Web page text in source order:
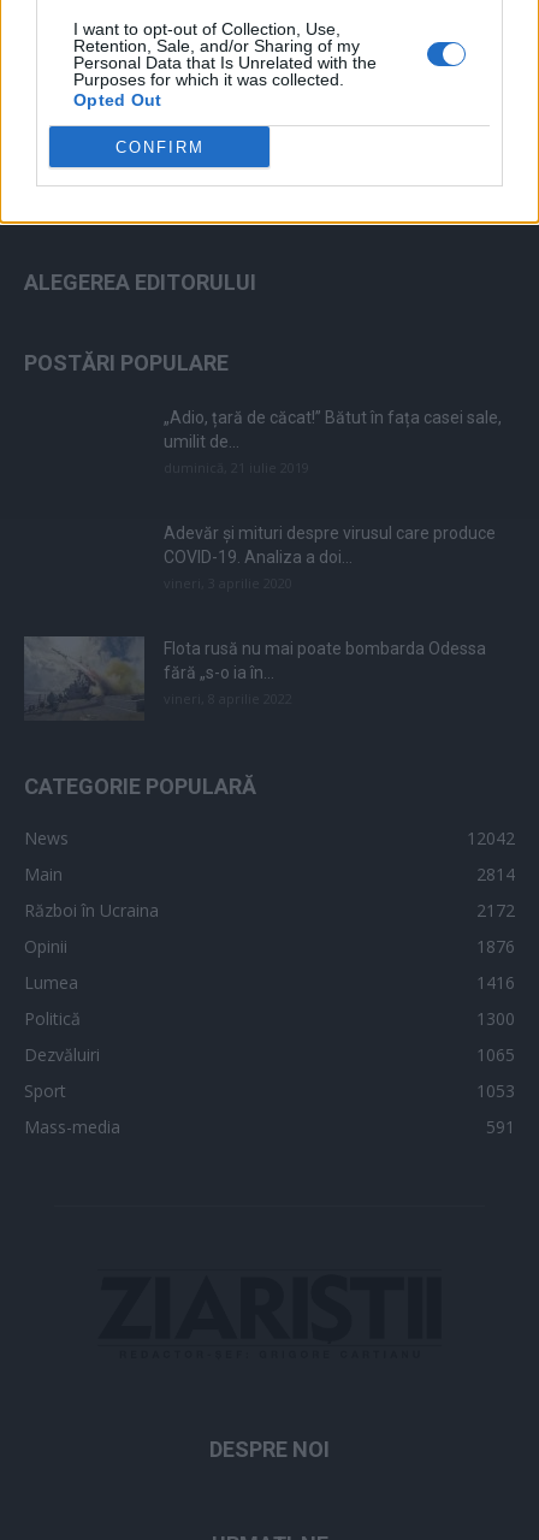
I want to opt-out of Collection, Use,
Retention, Sale, and/or Sharing of my
Personal Data that Is Unrelated with the
Purposes for which it was collected.
Opted Out
CONFIRM
ad
ALEGEREA EDITORULUI
POSTĂRI POPULARE
„Adio, țară de căcat!” Bătut în fața casei sale,
umilit de...
Adevăr și mituri despre virusul care produce
COVID-19. Analiza a doi...
Flota rusă nu mai poate bombarda Odessa
fără „s-o ia în...
CATEGORIE POPULARĂ
News
12042
Main
2814
Război în Ucraina
2172
Opinii
1876
Lumea
1416
Politică
1300
Dezvăluiri
1065
Sport
1053
Mass-media
591
DESPRE NOI